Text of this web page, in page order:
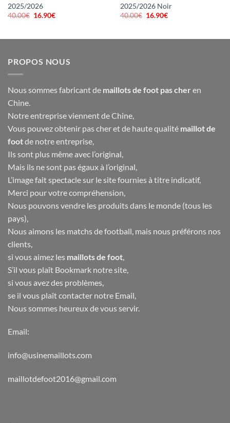
2025/2026
40.00€ Le
16.90€Le
2025/2026 Noir
40.00€ Le
16.90€Le
PROPOS NOUS
Nous sommes fabricant de maillots de foot pas cher en
Chine.
Notre entreprise viennent de Chine,
Vous pouvez obtenir pas cher et de haute qualité maillot de
footde notre entreprise,
Ils sont plus même avec l’original,
Mais ils ne sont pas égaux à l’original,
L’image fait spectacle sur le site fournies à titre indicatif,
Merci pour votre compréhension,
Nous pouvons vendre les produits dans le monde (tous les
pays),
Nous aimons les matchs de football, mais nous préférons nos
clients,
si vous aimez les maillots de foot
S’il vous plaît Bookmark notre site,
si vous avez des problèmes,
se il vous plaît contacter notre Email,
Nous sommes heureux de vous servir.
Email:
info@usinemaillots.com
maillotdefoot2016@gmail.com